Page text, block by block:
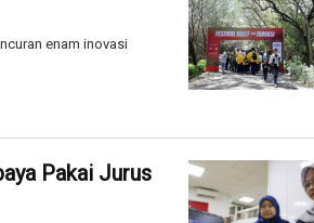
enam inovasi
Pakai Jurus